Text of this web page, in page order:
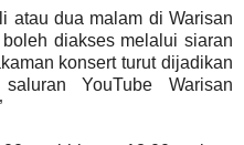
atau dua malam di Warisan
diakses melalui siaran
konsert turut dijadikan
YouTube Warisan